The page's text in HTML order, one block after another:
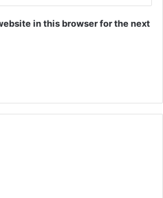
in this browser for the next